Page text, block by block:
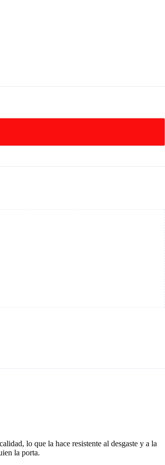
lo que la hace resistente al desgaste y a la
la porta.